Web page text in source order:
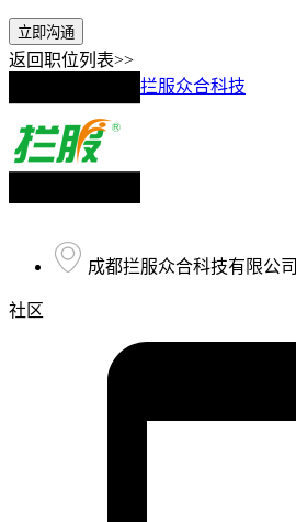
立即沟通
返回职位列表>>
拦服众合科技
成都拦服众合科技有限公司
社区